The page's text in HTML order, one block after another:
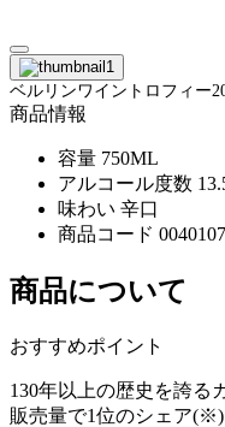
ベルリンワイントロフィー
商品情報
容量 750ML
アルコール度数
味わい 辛口
商品コード
商品について
おすすめポイント
130年以上の歴史を誇る
販売量で1位のシェア